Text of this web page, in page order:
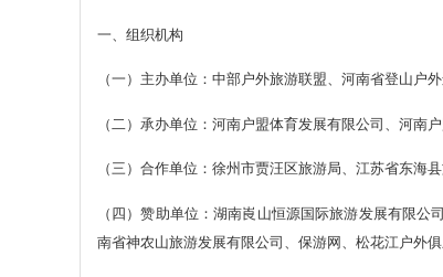
一、组织机构
（一）主办单位：中部户外旅游联盟、河南省登山户
（二）承办单位：河南户盟体育发展有限公司、河南
（三）合作单位：徐州市贾汪区旅游局、江苏省东海
（四）赞助单位：湖南崀山恒源国际旅游发展有限
南省神农山旅游发展有限公司、保游网、松花江户外